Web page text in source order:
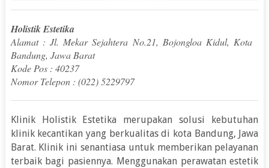
Holistik Estetika
Alamat : Jl. Mekar Sejahtera No.21, Bojongloa Kidul, Kota
Bandung, Jawa Barat
Kode Pos : 40237
Nomor Telepon : (022) 5229797
Klinik Holistik Estetika merupakan solusi kebutuhan
klinik kecantikan yang berkualitas di kota Bandung, Jawa
Barat. Klinik ini senantiasa untuk memberikan pelayanan
terbaik bagi pasiennya. Menggunakan perawatan estetik